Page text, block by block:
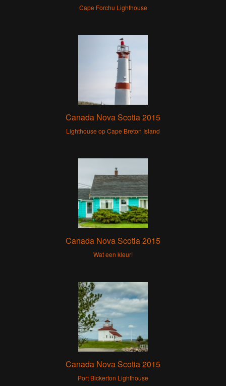
Cape Forchu Lighthouse
Canada Nova Scotia 2015
Lighthouse op Cape Breton Island
Canada Nova Scotia 2015
Wat een kleur!
Canada Nova Scotia 2015
Port Bickerton Lighthouse